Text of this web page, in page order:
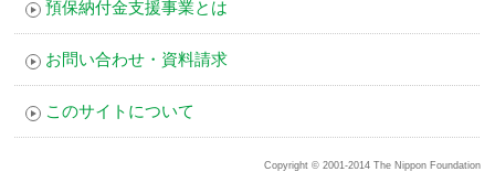
預保納付金支援事業とは
お問い合わせ・資料請求
このサイトについて
Copyright © 2001-2014 The Nippon Foundation